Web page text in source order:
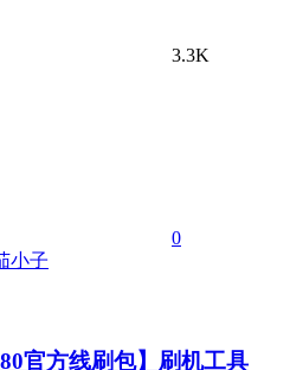
3.3K
0
小子
官方线刷包】刷机工具